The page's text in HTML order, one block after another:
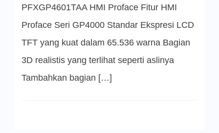
4601T
PFXGP4601TAA HMI Proface Fitur HMI
Proface Seri GP4000 Standar Ekspresi LCD
TFT yang kuat dalam 65.536 warna Bagian
3D realistis yang terlihat seperti aslinya
Tambahkan bagian […]